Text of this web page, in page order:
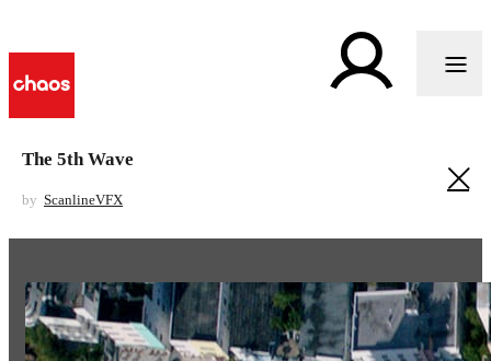
The 5th Wave
by ScanlineVFX